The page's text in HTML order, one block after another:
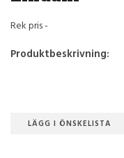
Rek pris -
Produktbeskrivning:
LÄGG I ÖNSKELISTA